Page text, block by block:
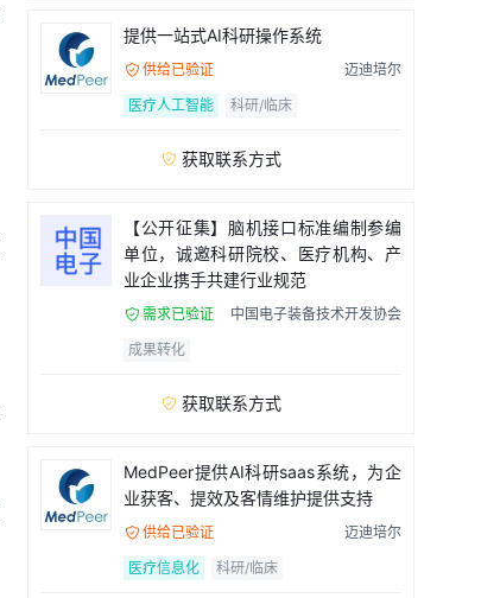
提供一站式AI科研操作系统
 供给已验证
迈迪培尔
医疗人工智能
科研/临床
 获取联系方式
【公开征集】脑机接口标准编制参编
单位，诚邀科研院校、医疗机构、产
业企业携手共建行业规范
 需求已验证
中国电子装备技术开发协会
成果转化
 获取联系方式
MedPeer提供AI科研saas系统，为企
业获客、提效及客情维护提供支持
 供给已验证
迈迪培尔
医疗信息化
科研/临床